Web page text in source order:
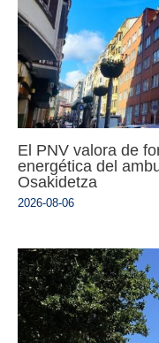
El PNV valora de
energética del
Osakidetza
2026-08-06